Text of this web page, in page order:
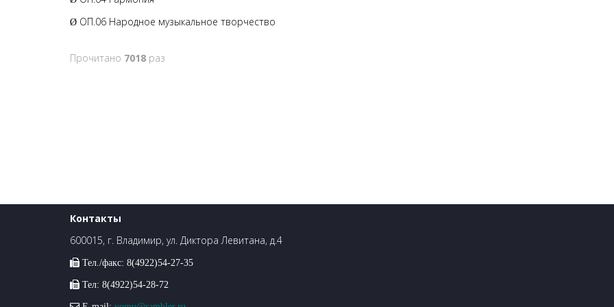
Ø ОП.06 Народное музыкальное творчество
Прочитано 7018 раз
Контакты
600015, г. Владимир, ул. Диктора Левитана, д.4
Тел./факс: 8(4922)54-27-35
Тел: 8(4922)54-28-72